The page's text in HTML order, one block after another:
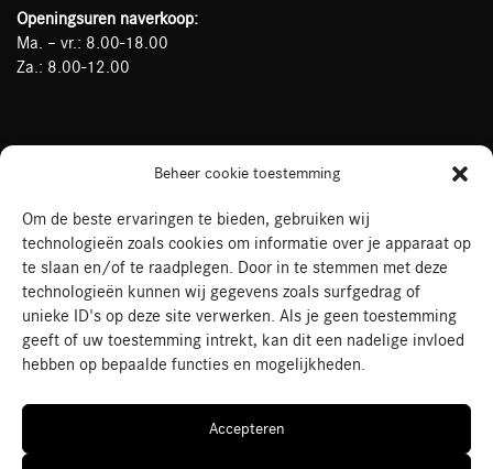
Beheer cookie toestemming
Om de beste ervaringen te bieden, gebruiken wij
technologieën zoals cookies om informatie over je apparaat op
te slaan en/of te raadplegen. Door in te stemmen met deze
technologieën kunnen wij gegevens zoals surfgedrag of
unieke ID's op deze site verwerken. Als je geen toestemming
geeft of uw toestemming intrekt, kan dit een nadelige invloed
hebben op bepaalde functies en mogelijkheden.
Accepteren
Openingsuren naverkoop:
Ma. – vr.: 8.00-18.00
Za.: 8.00-12.00
Mercedes-Benz Rogiers op Social Media
©2026
*Prijzen op deze site zijn inclusief BTW + alle taksen